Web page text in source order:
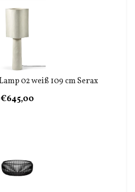
02 weiß 109 cm Serax
€645,00